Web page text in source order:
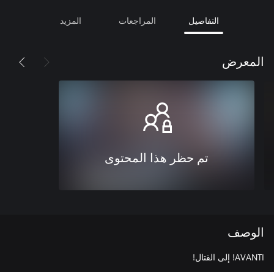
التفاصيل المراجعات المزيد
المعرض
تم حظر هذا المحتوى
الوصف